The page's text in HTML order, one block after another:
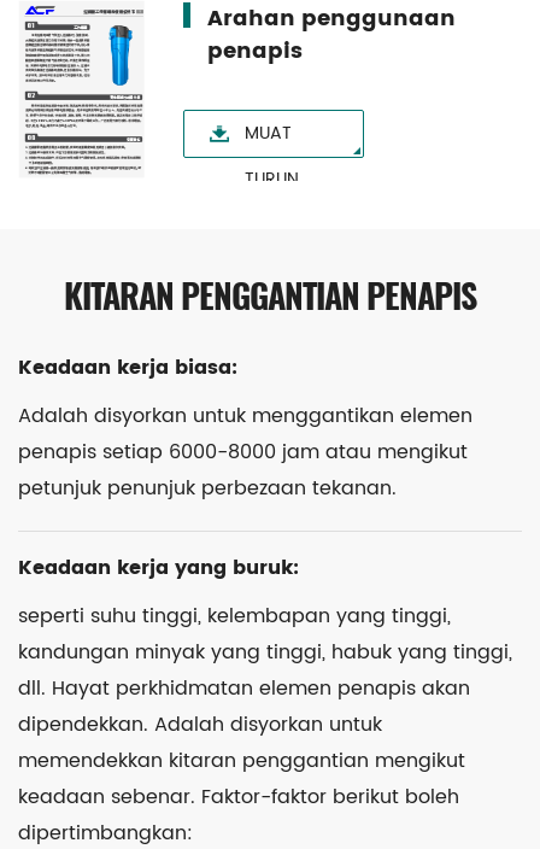
Arahan penggunaan
penapis
MUAT
TURUN
KITARAN PENGGANTIAN PENAPIS
Keadaan kerja biasa:
Adalah disyorkan untuk menggantikan elemen
penapis setiap 6000-8000 jam atau mengikut
petunjuk penunjuk perbezaan tekanan.
Keadaan kerja yang buruk:
seperti suhu tinggi, kelembapan yang tinggi,
kandungan minyak yang tinggi, habuk yang tinggi,
dll. Hayat perkhidmatan elemen penapis akan
dipendekkan. Adalah disyorkan untuk
memendekkan kitaran penggantian mengikut
keadaan sebenar. Faktor-faktor berikut boleh
dipertimbangkan: